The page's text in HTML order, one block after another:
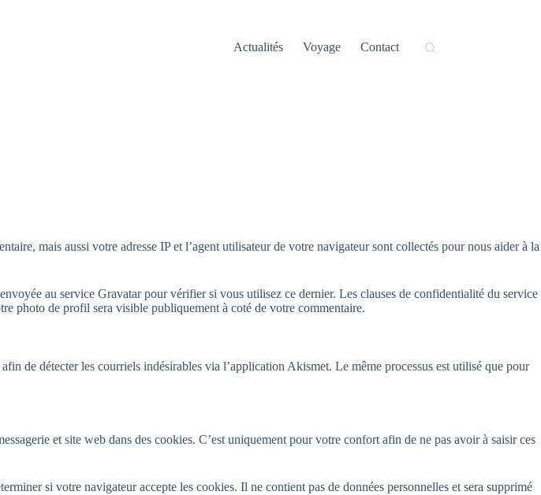
Actualités
Voyage Contact
mais aussi votre adresse IP et l’agent utilisateur de votre navigateur sont collectés pour nous aider à la
au service Gravatar pour vérifier si vous utilisez ce dernier. Les clauses de confidentialité du service
photo de profil sera visible publiquement à coté de votre commentaire.
de détecter les courriels indésirables via l’application Akismet. Le même processus est utilisé que pour
et site web dans des cookies. C’est uniquement pour votre confort afin de ne pas avoir à saisir ces
si votre navigateur accepte les cookies. Il ne contient pas de données personnelles et sera supprimé